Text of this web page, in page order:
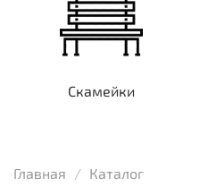
Скамейки
Главная Каталог